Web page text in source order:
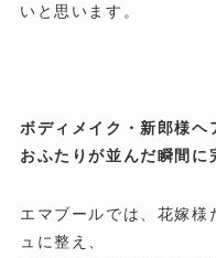
いと思います。
ボディメイク・新郎様ヘ
おふたりが並んだ瞬間に
エマブールでは、花嫁様
ュに整え、